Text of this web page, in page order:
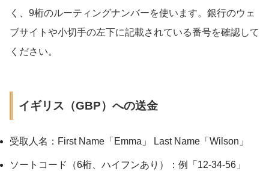
く、9桁のルーティングナンバーを使います。銀行のウェ
ブサイトや小切手の左下に記載されている番号を確認して
ください。
イギリス（GBP）への送金
受取人名：First Name「Emma」 Last Name「Wilson」
ソートコード（6桁、ハイフンあり）：例「12-34-56」